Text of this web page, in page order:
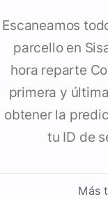
Escaneamos
parcello en
hora reparte
primera y
obtener la
tu ID de
Más